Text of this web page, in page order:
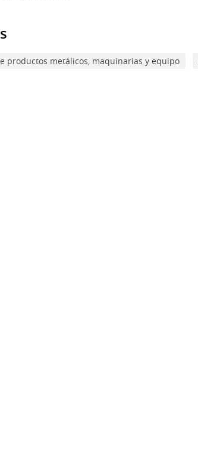
productos metálicos, maquinarias y equipo